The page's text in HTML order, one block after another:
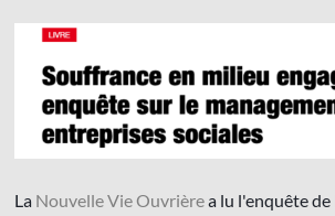
Connexion
La Nouvelle Vie Ouvrièrea lu l'enquête de